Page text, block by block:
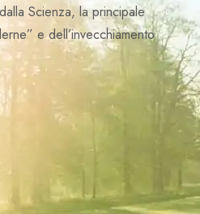
Scienza, la principale
e dell’invecchiamento